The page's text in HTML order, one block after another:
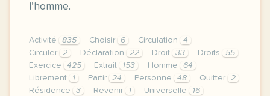
l’homme.
Activité 835 Choisir 6 Circulation
4
Circuler
2 Déclaration 22 Droit 33 Droits
55
Exercice
425 Extrait 153 Homme
64
Librement
1 Partir 24 Personne 48 Quitter
2
Résidence
3 Revenir 1 Universelle 16